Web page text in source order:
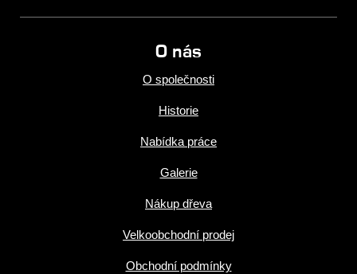
O nás
O společnosti
Historie
Nabídka práce
Galerie
Nákup dřeva
Velkoobchodní prodej
Obchodní podmínky